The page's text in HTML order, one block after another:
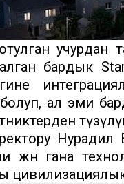
учурдан
бардык
ал эми
Нурадил
жөн гана